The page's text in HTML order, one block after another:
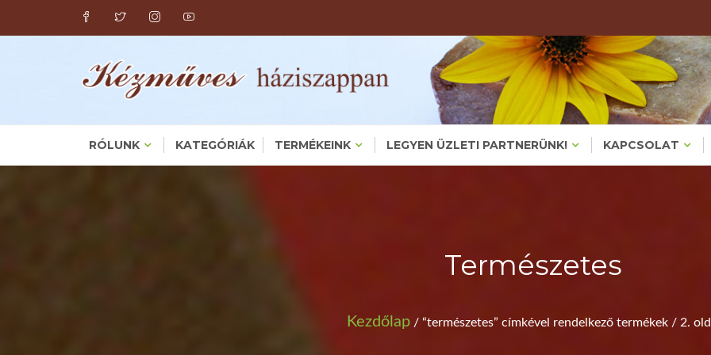
KÉZMŰVES
Valódi, Főzött Növényi Háziszappanok – Bőrproblémákra
RÓLUNK KATEGÓRIÁK TERMÉKEINK LEGYEN ÜZLETI PARTNERÜNK! KAPCSOLAT
Természetes
Kezdőlap/ “természetes” címkével rendelkező termékek / 2.